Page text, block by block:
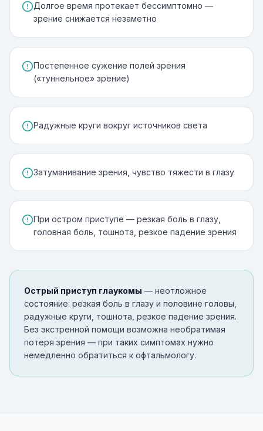
Долгое время протекает бессимптомно —
зрение снижается незаметно
Постепенное сужение полей зрения
(«туннельное» зрение)
Радужные круги вокруг источников света
Затуманивание зрения, чувство тяжести в глазу
При остром приступе — резкая боль в глазу,
головная боль, тошнота, резкое падение зрения
Острый приступ глаукомы — неотложное
состояние: резкая боль в глазу и половине головы,
радужные круги, тошнота, резкое падение зрения.
Без экстренной помощи возможна необратимая
потеря зрения — при таких симптомах нужно
немедленно обратиться к офтальмологу.